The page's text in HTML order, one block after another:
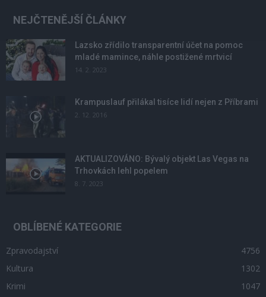
NEJČTENĚJŠÍ ČLÁNKY
Lazsko zřídilo transparentní účet na pomoc
mladé mamince, náhle postižené mrtvicí
14. 2. 2023
Krampuslauf přilákal tisíce lidí nejen z Příbrami
2. 12. 2016
AKTUALIZOVÁNO: Bývalý objekt Las Vegas na
Trhovkách lehl popelem
8. 7. 2023
OBLÍBENÉ KATEGORIE
Zpravodajství
4756
Kultura
1302
Krimi
1047